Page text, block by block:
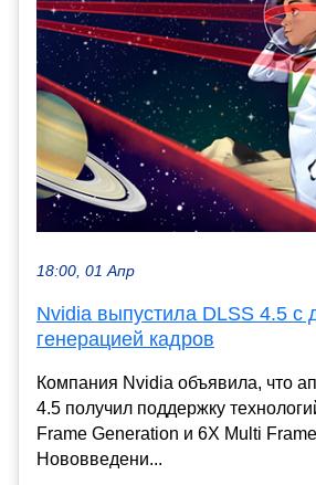
18:00, 01 Апр
Nvidia выпустила DLSS 4.5 с
генерацией кадров
Компания Nvidia объявила, что
4.5 получил поддержку
Frame Generation и 6X Multi
Нововведени...